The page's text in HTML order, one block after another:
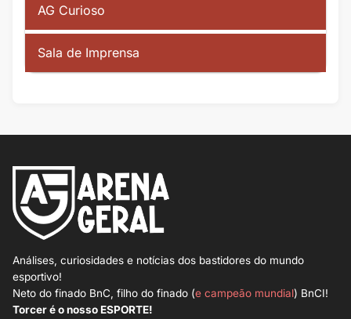
AG Curioso
Sala de Imprensa
Análises, curiosidades e notícias dos bastidores do mundo
esportivo!
Neto do finado BnC, filho do finado (e campeão mundial) BnCI!
Torcer é o nosso ESPORTE!